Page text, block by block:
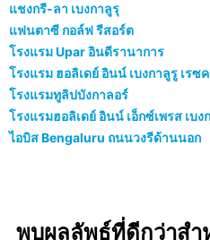
แชงกรี-ลา เบงกาลูรุ
แฟนตาซี กอล์ฟ รีสอร์ต
โรงแรม Upar อินดีรานาการ
โรงแรม ฮอลิเดย์ อินน์ เบงกาลูรู เรซ
โรงแรมทูลิปบังกาลอร์
โรงแรมฮอลิเดย์ อินน์ เอ็กซ์เพรส เบ
ไอบิส Bengaluru ถนนวงรีด้านนอก
พบผลลัพธ์ที่ดีกว่าสำ